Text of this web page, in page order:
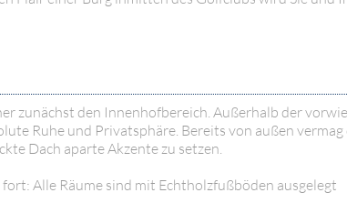
zunächst den Innenhofbereich. Außerhalb der
Ruhe und Privatsphäre. Bereits von außen vermag
Dach aparte Akzente zu setzen.
Alle Räume sind mit Echtholzfußböden ausgelegt